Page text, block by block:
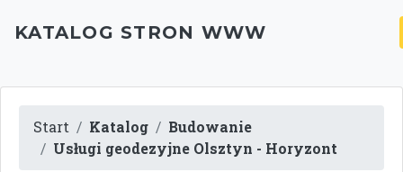
KATALOG STRON WWW
Start Katalog
Budowanie
Usługi geodezyjne Olsztyn - Horyzont